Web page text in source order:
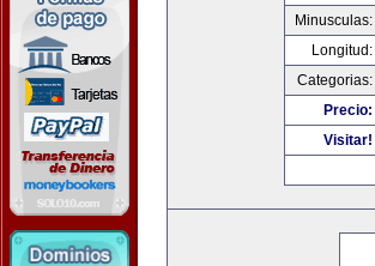
Minusculas:
Longitud:
Categorias:
Precio:
Visitar!